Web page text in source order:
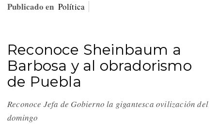
Publicado en Política
Reconoce Sheinbaum a
Barbosa y al obradorismo
de Puebla
Reconoce Jefa de Gobierno la gigantesca ovilización del
domingo